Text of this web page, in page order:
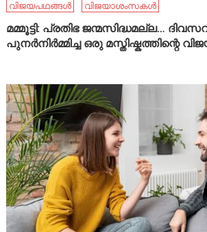
വിജയപഥങ്ങൾ
വിജയാശംസകൾ
മമ്മൂട്ടി: പ്രതിഭ ജന്മസിദ്ധമല്ല…
പുനർനിർമ്മിച്ച ഒരു മസ്തിഷ്കത്തിന്റെ